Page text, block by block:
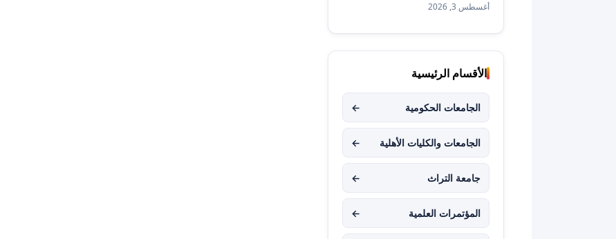
أغسطس 3, 2026
الأقسام الرئيسية
الجامعات الحكومية ←
الجامعات والكليات الأهلية ←
جامعة التراث ←
المؤتمرات العلمية ←